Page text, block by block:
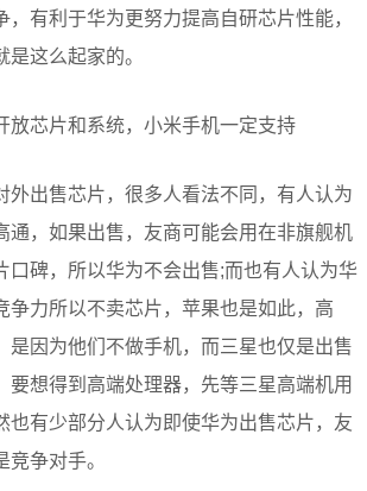
，有利于华为更努力提高自研芯片性能，
这么起家的。
外出售芯片，很多人看法不同，有人认为
通，如果出售，友商可能会用在非旗舰机
口碑，所以华为不会出售;而也有人认为华
争力所以不卖芯片，苹果也是如此，高
是因为他们不做手机，而三星也仅是出售
要想得到高端处理器，先等三星高端机用
也有少部分人认为即使华为出售芯片，友
争对手。